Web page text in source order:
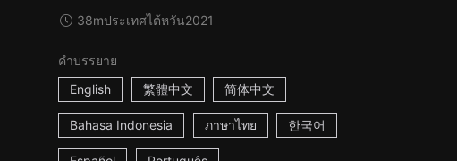
38mประเทศไต้หวัน2021
คำบรรยาย
English
繁體中文 简体中文
Bahasa Indonesia ภาษาไทย 한국어